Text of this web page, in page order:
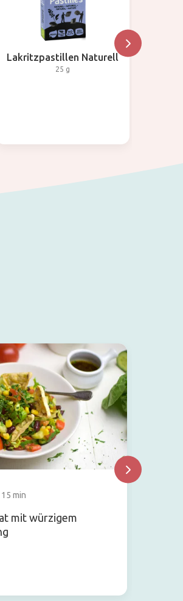
Lakritzpastillen Naturell
25 g
15 min
mit würzigem